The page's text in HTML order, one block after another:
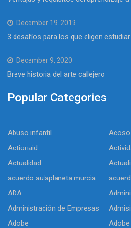
December 19, 2019
3 desafíos para los que eligen
December 9, 2020
Breve historia del arte callejero
Popular Categories
Abuso infantil
Acoso
Actionaid
Actualidad
acuerdo aulaplaneta murcia
ADA
Administración de Empresas
Adobe